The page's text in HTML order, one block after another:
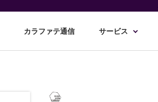
カラファテ通信 サービス